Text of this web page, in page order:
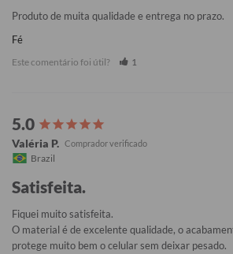
Produto de muita qualidade e entrega no prazo.
Fé
Este comentário foi útil? 1
Valéria P.
Brazil
Satisfeita.
Fiquei muito satisfeita.
O material é de excelente qualidade, o
protege muito bem o celular sem deixar pesado.